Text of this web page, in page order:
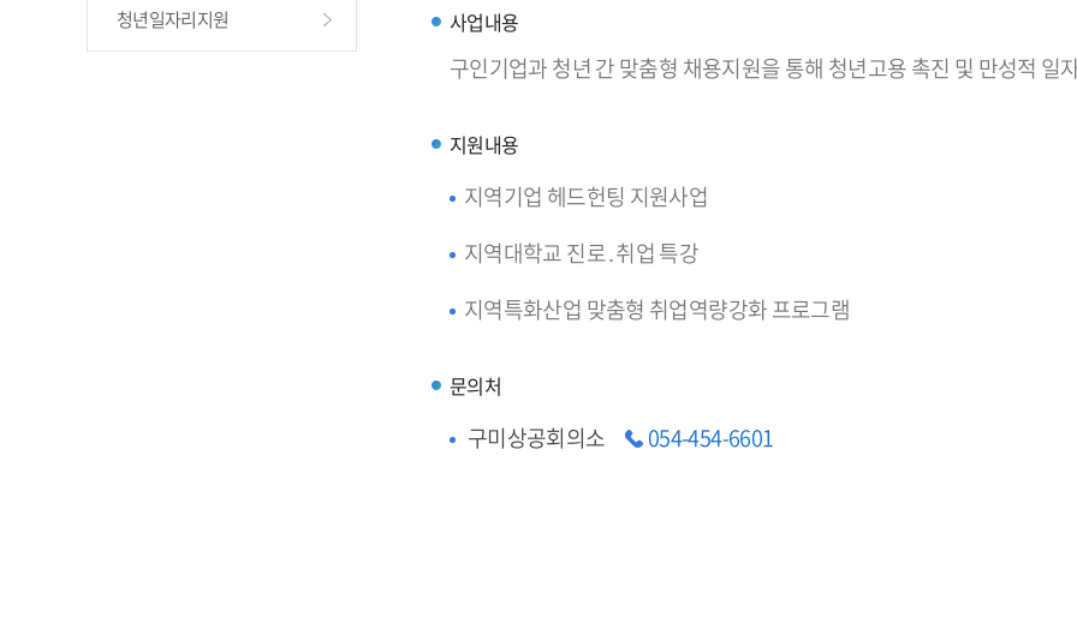
청년일자리지원 사업내용
구인기업과 청년 간 맞춤형 채용지원을 통해 청년고용 촉진 및 만성적 일
지원내용
지역기업 헤드헌팅 지원사업
지역대학교 진로․취업 특강
지역특화산업 맞춤형 취업역량강화 프로그램
문의처
구미상공회의소 054-454-6601